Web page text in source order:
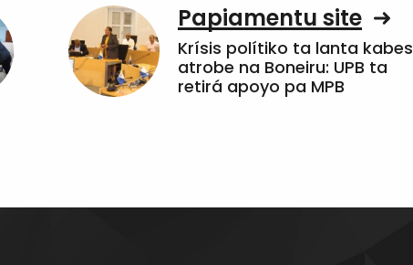
Papiamentu site
Krísis polítiko ta lanta kabes
atrobe na Boneiru: UPB ta
retirá apoyo pa MPB